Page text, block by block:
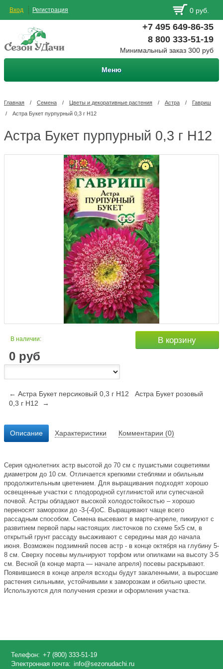
Вход Регистрация 0 руб.
+7 495 649-86-35
8 800 333-51-19
Минимальный заказ 300 руб
Меню
Главная / Семена / Цветы и декоративные растения / Астра /
Гавриш
/
Астра Букет пурпурный 0,3 г Н12
Астра Букет пурпурный 0,3 г Н12
В наличии:
0 руб
В корзину
← Астра Букет персиковый 0,3 г Н12
Астра Букет розовый
0,3 г Н12 →
Описание Характеристики Комментарии (0)
Серия однолетних астр высотой до 70 см с пушистыми соцветиями
диаметром до 10 см. Отличается крепкими стеблями и обильным
продолжительным цветением. Для выращивания подходят хорошо
освещенные участки с плодородной суглинистой или супесчаной
почвой. Астры обладают высокой холодостойкостью – хорошо
переносят заморозки до -3-(-4)оС. Выращивают чаще всего
рассадным способом. Семена высевают в марте-апреле, пикируют с
развитием первой пары настоящих листочков по схеме 5х5 см, в
открытый грунт рассаду высаживают с середины мая до начала
июня. Возможен подзимний посев астр - в конце октября на глубину 5-
8 см. Сверху посевы мульчируют торфом или опилками на высоту 3-5
см. Весной (в конце марта — начале апреля) посевы раскрывают.
Появившиеся в конце апреля всходы будут закаленными, а выросшие
растения сильными, устойчивыми к заморозкам и обильно цвести.
Используются для получения срезки и оформления участка.
Телефон: +7 (800) 333-51-19
Электронная почта: info@sezonudachi.ru